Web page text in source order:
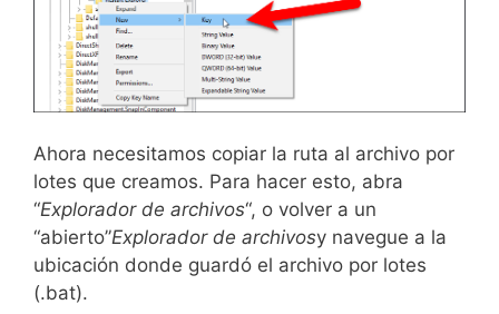
Ahora necesitamos copiar la ruta al archivo por
lotes que creamos. Para hacer esto, abra
“Explorador de archivos“, o volver a un
“abierto”Explorador de archivosy navegue a la
ubicación donde guardó el archivo por lotes
(.bat).